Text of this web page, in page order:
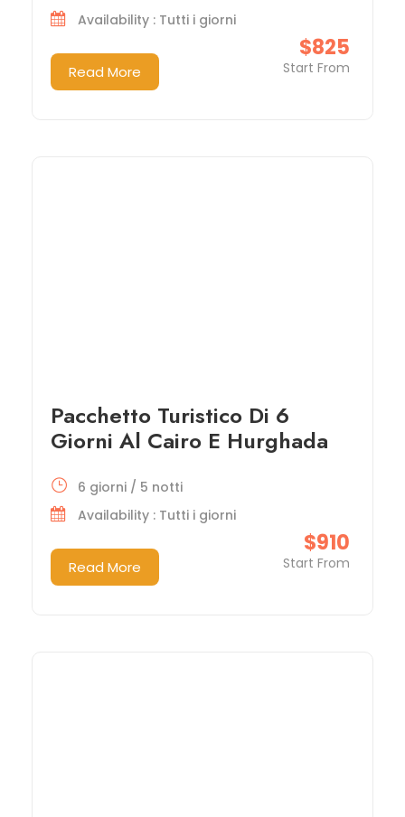
$825
Start From
Availability : Tutti i giorni
Read More
Pacchetto Turistico Di 6
Giorni Al Cairo E Hurghada
$910
Start From
6 giorni / 5 notti
Availability : Tutti i giorni
Read More